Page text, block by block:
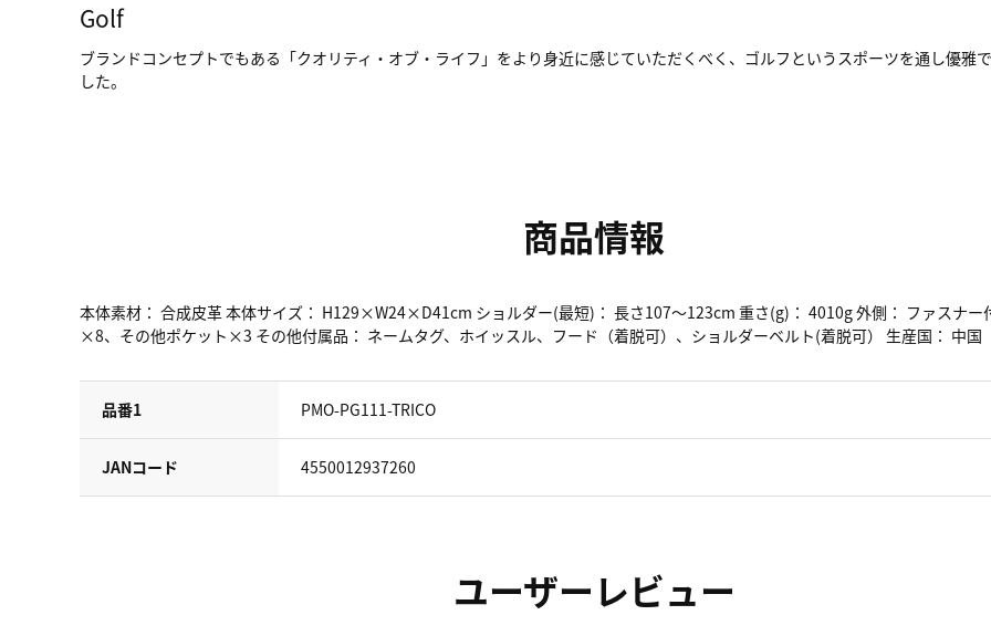
Golf
ブランドコンセプトでもある「クオリティ・オブ・ライフ」をより身近に感じていただくべく、ゴルフというスポーツを通し優雅
した。
商品情報
本体素材： 合成皮革 本体サイズ： H129×W24×D41cm ショルダー(最短)： 長さ107～123cm 重さ(g)： 4010g 外側： ファスナー
×8、その他ポケット×3 その他付属品： ネームタグ、ホイッスル、フード（着脱可）、ショルダーベルト(着脱可） 生産国： 中国
品番1 PMO-PG111-TRICO
JANコード 4550012937260
ユーザーレビュー